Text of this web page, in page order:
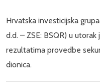
Hrvatska investicijska
d.d. – ZSE: BSQR) u
rezultatima provedbe
dionica.